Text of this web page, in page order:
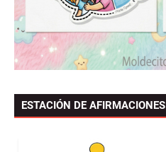
ESTACIÓN DE AFIRMACIONES